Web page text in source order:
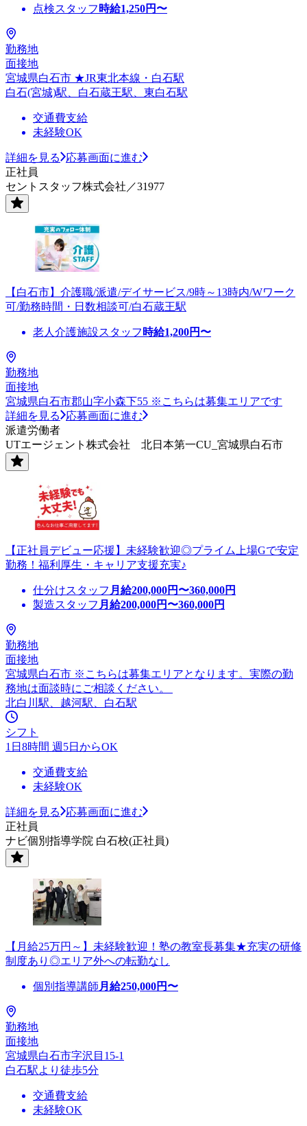
点検スタッフ 時給1,250円〜
勤務地
面接地
宮城県白石市 ★JR東北本線・白石駅
白石(宮城)駅、白石蔵王駅、東白石駅
交通費支給
未経験OK
詳細を見る
応募画面に進む
正社員
セントスタッフ株式会社／31977
【白石市】介護職/派遣/デイサービス/9時～13時内/Wワーク
可/勤務時間・日数相談可/白石蔵王駅
老人介護施設スタッフ 時給1,200円〜
勤務地
面接地
宮城県白石市郡山字小森下55 ※こちらは募集エリアです
詳細を見る
応募画面に進む
派遣労働者
UTエージェント株式会社 北日本第一CU_宮城県白石市
【正社員デビュー応援】未経験歓迎◎プライム上場Gで安定
勤務！福利厚生・キャリア支援充実♪
仕分けスタッフ 月給200,000円〜360,000円
製造スタッフ 月給200,000円〜360,000円
勤務地
面接地
宮城県白石市 ※こちらは募集エリアとなります。実際の勤
務地は面談時にご相談ください。
北白川駅、越河駅、白石駅
シフト
1日8時間 週5日からOK
交通費支給
未経験OK
詳細を見る
応募画面に進む
正社員
ナビ個別指導学院 白石校(正社員)
【月給25万円～】未経験歓迎！塾の教室長募集★充実の研修
制度あり◎エリア外への転勤なし
個別指導講師 月給250,000円〜
勤務地
面接地
宮城県白石市字沢目15-1
白石駅より徒歩5分
交通費支給
未経験OK